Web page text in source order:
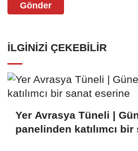
Gönder
İLGINIZI ÇEKEBILIR
Yer Avrasya Tüneli |
panelinden katılımcı